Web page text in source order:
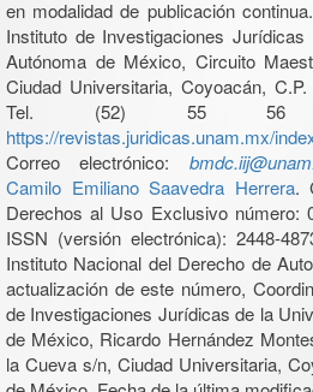
en modalidad de publicación
Instituto de Investigaciones
Autónoma de México, Circuito
Ciudad Universitaria, Coyoacán,
Tel. (52) 55
https://revistas.juridicas.unam.mx/
Correo electrónico:
Camilo Emiliano Saavedra Herrera.
Derechos al Uso Exclusivo número:
ISSN (versión electrónica): 2448-
Instituto Nacional del Derecho de
actualización de este número,
de Investigaciones Jurídicas de la
de México, Ricardo Hernández
la Cueva s/n, Ciudad Universitaria,